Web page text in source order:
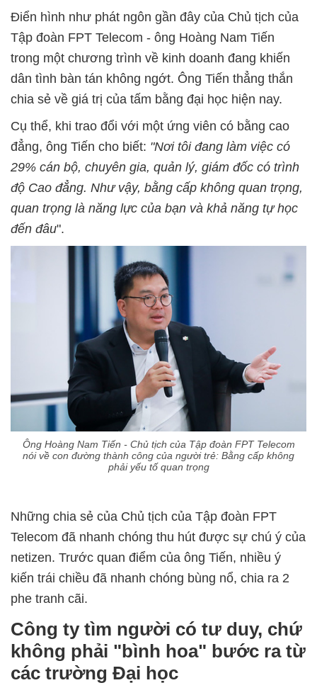
Điển hình như phát ngôn gần đây của Chủ tịch của
Tập đoàn FPT Telecom - ông Hoàng Nam Tiến
trong một chương trình về kinh doanh đang khiến
dân tình bàn tán không ngớt. Ông Tiến thẳng thắn
chia sẻ về giá trị của tấm bằng đại học hiện nay.
Cụ thể, khi trao đổi với một ứng viên có bằng cao
đẳng, ông Tiến cho biết: "Nơi tôi đang làm việc có
29% cán bộ, chuyên gia, quản lý, giám đốc có trình
độ Cao đẳng. Như vậy, bằng cấp không quan trọng,
quan trọng là năng lực của bạn và khả năng tự học
đến đâu".
Ông Hoàng Nam Tiến - Chủ tịch của Tập đoàn FPT Telecom
nói về con đường thành công của người trẻ: Bằng cấp không
phải yếu tố quan trọng
Những chia sẻ của Chủ tịch của Tập đoàn FPT
Telecom đã nhanh chóng thu hút được sự chú ý của
netizen. Trước quan điểm của ông Tiến, nhiều ý
kiến trái chiều đã nhanh chóng bùng nổ, chia ra 2
phe tranh cãi.
Công ty tìm người có tư duy, chứ
không phải "bình hoa" bước ra từ
các trường Đại học